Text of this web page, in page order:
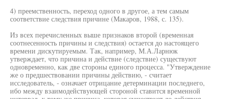
4) преемственность, переход одного в другое, а тем самым
соответствие следствия причине (Макаров, 1988, с. 135).
Из всех перечисленных выше признаков второй (временная
соотнесенность причины и следствия) остается до настоящего
времени дискутируемым. Так, например, М.А.Ларнюк
утверждает, что причина и действие (следствие) существуют
одновременно, как две стороны единого процесса. "Утверждение
же о предшествовании причины действию, - считает
исследователь, - означает отрицание детерминации последнего,
ибо между взаимодействующей стороной ставится временной